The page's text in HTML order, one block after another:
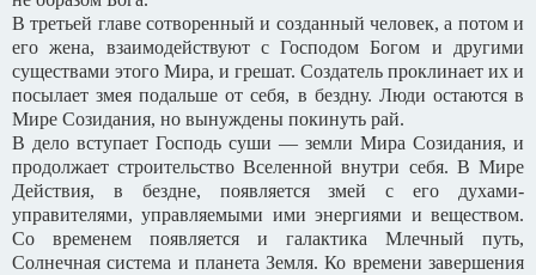
В третьей главе сотворенный и созданный человек, а потом и
его жена, взаимодействуют с Господом Богом и другими
существами этого Мира, и грешат. Создатель проклинает их и
посылает змея подальше от себя, в бездну. Люди остаются в
Мире Созидания, но вынуждены покинуть рай.
В дело вступает Господь суши — земли Мира Созидания, и
продолжает строительство Вселенной внутри себя. В Мире
Действия, в бездне, появляется змей с его духами-
управителями, управляемыми ими энергиями и веществом.
Со временем появляется и галактика Млечный путь,
Солнечная система и планета Земля. Ко времени завершения